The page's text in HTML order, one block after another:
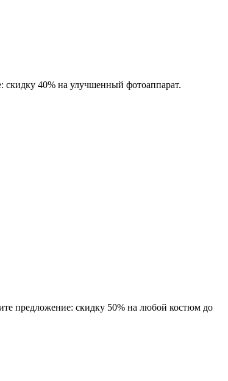
40% на улучшенный фотоаппарат.
предложение: скидку 50% на любой костюм до